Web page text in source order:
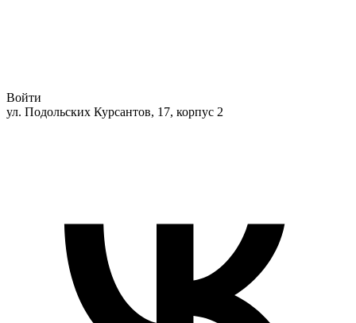
Войти
ул. Подольских Курсантов, 17, корпус 2